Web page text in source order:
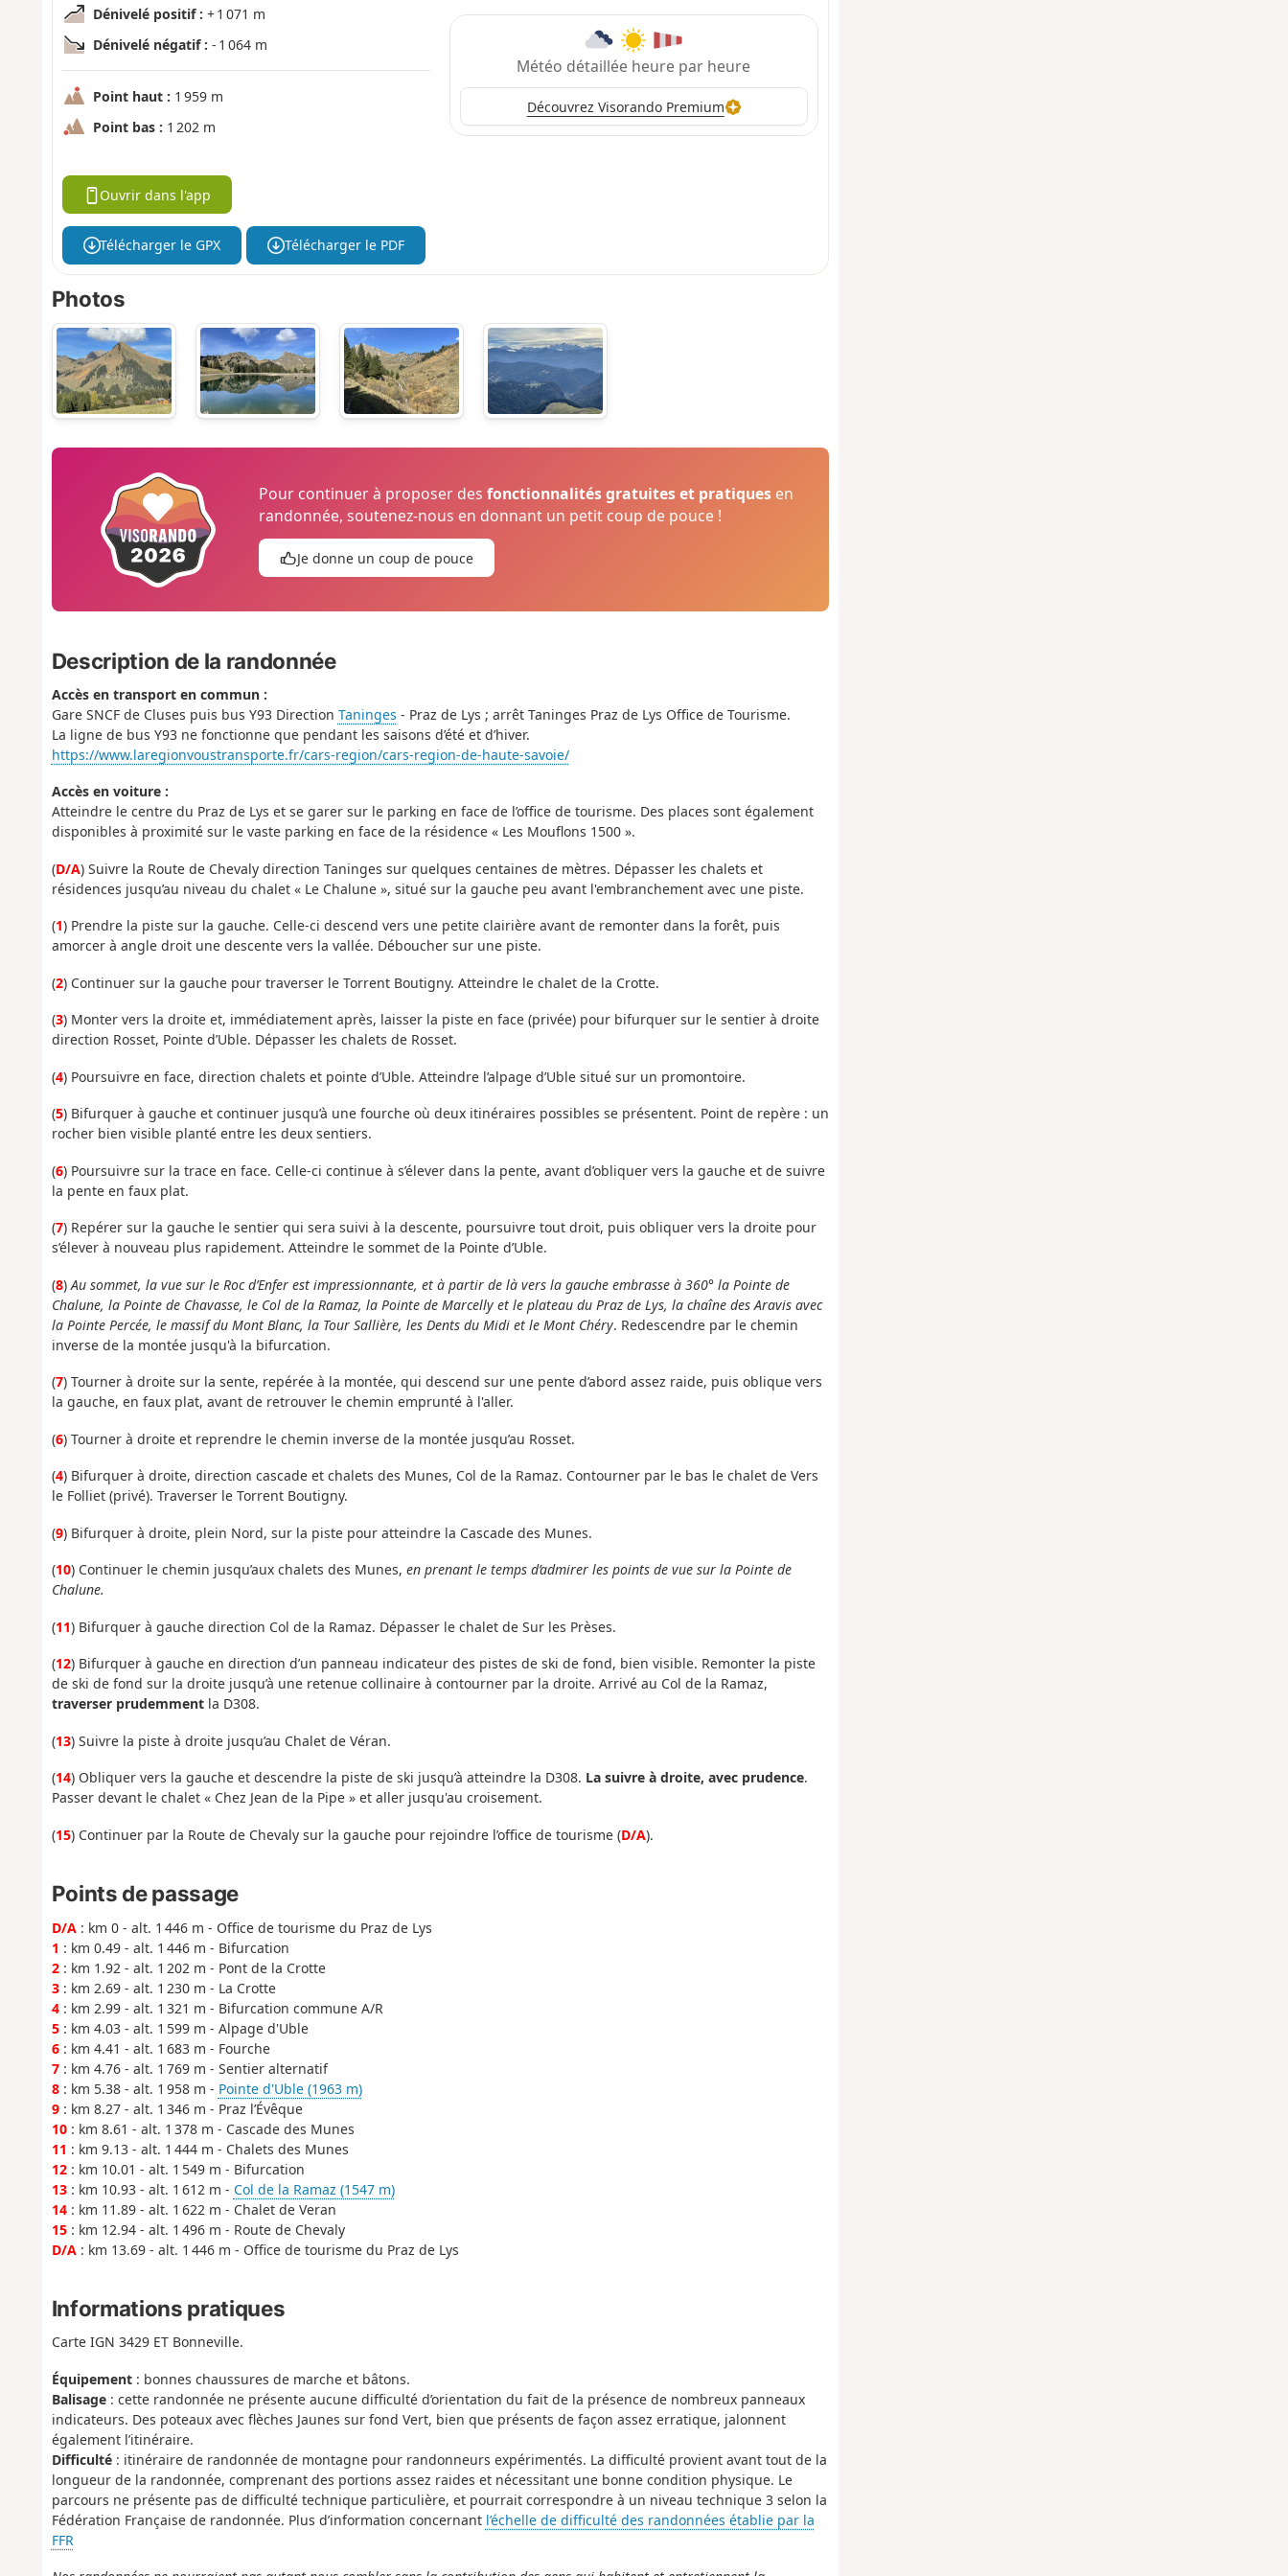
Dénivelé positif : + 1 071 m
Dénivelé négatif : - 1 064 m
Point haut : 1 959 m
Point bas : 1 202 m
Météo détaillée heure par heure
Découvrez Visorando Premium
Ouvrir dans l'app
Télécharger le GPX Télécharger le PDF
Photos
Pour continuer à proposer desfonctionnalités gratuites et pratiques en
randonnée, soutenez-nous en donnant un petit coup de pouce !
Je donne un coup de pouce
Description de la randonnée
Accès en transport en commun :
Gare SNCF de Cluses puis bus Y93 Direction Taninges - Praz de Lys ; arrêt Taninges Praz de Lys Office de Tourisme.
La ligne de bus Y93 ne fonctionne que pendant les saisons d’été et d’hiver.
https://www.laregionvoustransporte.fr/cars-region/cars-region-de-haute-savoie/
Accès en voiture :
Atteindre le centre du Praz de Lys et se garer sur le parking en face de l’office de tourisme. Des places sont également
disponibles à proximité sur le vaste parking en face de la résidence « Les Mouflons 1500 ».
(D/A) Suivre la Route de Chevaly direction Taninges sur quelques centaines de mètres. Dépasser les chalets et
résidences jusqu’au niveau du chalet « Le Chalune », situé sur la gauche peu avant l'embranchement avec une piste.
(1) Prendre la piste sur la gauche. Celle-ci descend vers une petite clairière avant de remonter dans la forêt, puis
amorcer à angle droit une descente vers la vallée. Déboucher sur une piste.
(2) Continuer sur la gauche pour traverser le Torrent Boutigny. Atteindre le chalet de la Crotte.
(3) Monter vers la droite et, immédiatement après, laisser la piste en face (privée) pour bifurquer sur le sentier à droite
direction Rosset, Pointe d’Uble. Dépasser les chalets de Rosset.
(4) Poursuivre en face, direction chalets et pointe d’Uble. Atteindre l’alpage d’Uble situé sur un promontoire.
(5) Bifurquer à gauche et continuer jusqu’à une fourche où deux itinéraires possibles se présentent. Point de repère : un
rocher bien visible planté entre les deux sentiers.
(6) Poursuivre sur la trace en face. Celle-ci continue à s’élever dans la pente, avant d’obliquer vers la gauche et de suivre
la pente en faux plat.
(7) Repérer sur la gauche le sentier qui sera suivi à la descente, poursuivre tout droit, puis obliquer vers la droite pour
s’élever à nouveau plus rapidement. Atteindre le sommet de la Pointe d’Uble.
(8)Au sommet, la vue sur le Roc d’Enfer est impressionnante, et à partir de là vers la gauche embrasse à 360° la Pointe de
Chalune, la Pointe de Chavasse, le Col de la Ramaz, la Pointe de Marcelly et le plateau du Praz de Lys, la chaîne des Aravis avec
la Pointe Percée, le massif du Mont Blanc, la Tour Sallière, les Dents du Midi et le Mont Chéry. Redescendre par le chemin
inverse de la montée jusqu'à la bifurcation.
(7) Tourner à droite sur la sente, repérée à la montée, qui descend sur une pente d’abord assez raide, puis oblique vers
la gauche, en faux plat, avant de retrouver le chemin emprunté à l'aller.
(6) Tourner à droite et reprendre le chemin inverse de la montée jusqu’au Rosset.
(4) Bifurquer à droite, direction cascade et chalets des Munes, Col de la Ramaz. Contourner par le bas le chalet de Vers
le Folliet (privé). Traverser le Torrent Boutigny.
(9) Bifurquer à droite, plein Nord, sur la piste pour atteindre la Cascade des Munes.
(10) Continuer le chemin jusqu’aux chalets des Munes, en prenant le temps d’admirer les points de vue sur la Pointe de
Chalune.
(11) Bifurquer à gauche direction Col de la Ramaz. Dépasser le chalet de Sur les Prèses.
(12) Bifurquer à gauche en direction d’un panneau indicateur des pistes de ski de fond, bien visible. Remonter la piste
de ski de fond sur la droite jusqu’à une retenue collinaire à contourner par la droite. Arrivé au Col de la Ramaz,
traverser prudemmentla D308.
(13) Suivre la piste à droite jusqu’au Chalet de Véran.
(14) Obliquer vers la gauche et descendre la piste de ski jusqu’à atteindre la D308. La suivre à droite, avec prudence.
Passer devant le chalet « Chez Jean de la Pipe » et aller jusqu'au croisement.
(15) Continuer par la Route de Chevaly sur la gauche pour rejoindre l’office de tourisme (D/A).
Points de passage
D/A: km 0 - alt. 1 446 m - Office de tourisme du Praz de Lys
1 : km 0.49 - alt. 1 446 m - Bifurcation
2: km 1.92 - alt. 1 202 m - Pont de la Crotte
3: km 2.69 - alt. 1 230 m - La Crotte
4: km 2.99 - alt. 1 321 m - Bifurcation commune A/R
5: km 4.03 - alt. 1 599 m - Alpage d'Uble
6: km 4.41 - alt. 1 683 m - Fourche
7: km 4.76 - alt. 1 769 m - Sentier alternatif
8: km 5.38 - alt. 1 958 m - Pointe d'Uble (1963 m)
9: km 8.27 - alt. 1 346 m - Praz l’Évêque
10: km 8.61 - alt. 1 378 m - Cascade des Munes
11 : km 9.13 - alt. 1 444 m - Chalets des Munes
12: km 10.01 - alt. 1 549 m - Bifurcation
13: km 10.93 - alt. 1 612 m - Col de la Ramaz (1547 m)
14: km 11.89 - alt. 1 622 m - Chalet de Veran
15: km 12.94 - alt. 1 496 m - Route de Chevaly
D/A: km 13.69 - alt. 1 446 m - Office de tourisme du Praz de Lys
Informations pratiques
Carte IGN 3429 ET Bonneville.
Équipement: bonnes chaussures de marche et bâtons.
Balisage: cette randonnée ne présente aucune difficulté d’orientation du fait de la présence de nombreux panneaux
indicateurs. Des poteaux avec flèches Jaunes sur fond Vert, bien que présents de façon assez erratique, jalonnent
également l’itinéraire.
Difficulté: itinéraire de randonnée de montagne pour randonneurs expérimentés. La difficulté provient avant tout de la
longueur de la randonnée, comprenant des portions assez raides et nécessitant une bonne condition physique. Le
parcours ne présente pas de difficulté technique particulière, et pourrait correspondre à un niveau technique 3 selon la
Fédération Française de randonnée. Plus d’information concernant l’échelle de difficulté des randonnées établie par la
FFR